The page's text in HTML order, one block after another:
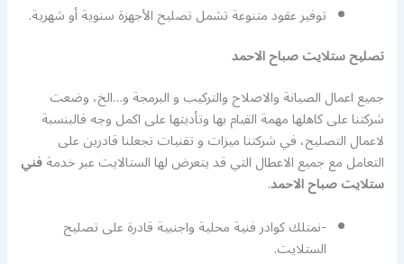
توفير عقود متنوعة تشمل تصليح الأجهزة سنوية أو شهرية.
تصليح ستلايت صباح الاحمد
جميع اعمال الصيانة والاصلاح والتركيب و البرمجة و…الخ، وضعت
شركتنا على كاهلها مهمة القيام بها وتأديتها على اكمل وجه فالبنسبة
لاعمال التصليح، في شركتنا ميزات و تقنيات تجعلنا قادرين على
التعامل مع جميع الاعطال التي قد يتعرض لها الستالايت عبر خدمةفني
ستلايت صباح الاحمد.
-نمتلك كوادر فنية محلية واجنبية قادرة على تصليح
الستلايت.